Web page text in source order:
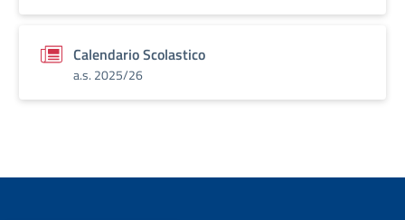
Calendario Scolastico
a.s. 2025/26